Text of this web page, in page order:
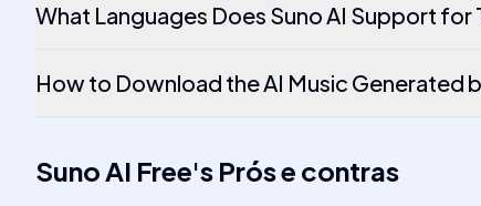
What Languages Does Suno AI Support for
How to Download the AI Music Generated
Suno AI Free's Prós e contras